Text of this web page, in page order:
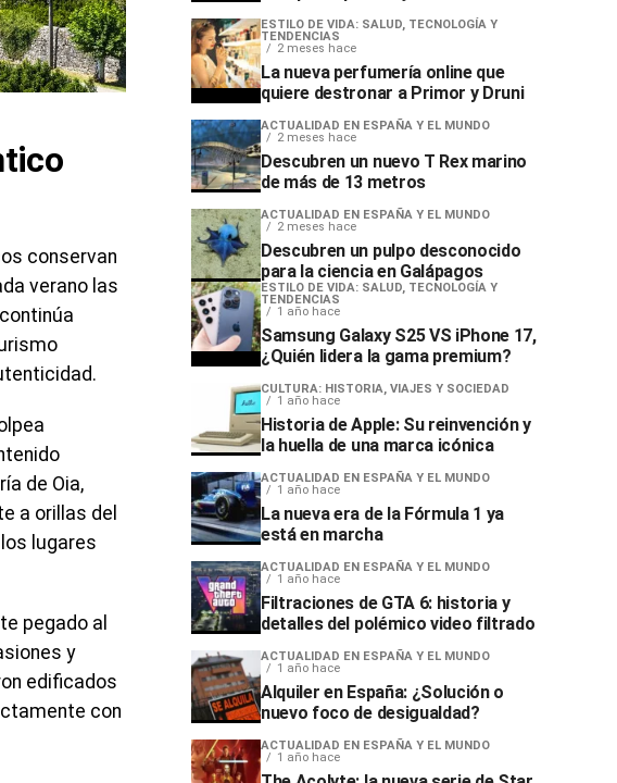
conservan
verano las
de Oia,
a orillas del
lugares
pegado al
y
edificados
con
ESTILO DE VIDA: SALUD, TECNOLOGÍA Y
TENDENCIAS
2 meses hace
La nueva perfumería online que
quiere destronar a Primor y Druni
ACTUALIDAD EN ESPAÑA Y EL MUNDO
2 meses hace
Descubren un nuevo T Rex marino
de más de 13 metros
ACTUALIDAD EN ESPAÑA Y EL MUNDO
2 meses hace
Descubren un pulpo desconocido
para la ciencia en Galápagos
ESTILO DE VIDA: SALUD, TECNOLOGÍA Y
TENDENCIAS
1 año hace
Samsung Galaxy S25 VS iPhone 17,
¿Quién lidera la gama premium?
CULTURA: HISTORIA, VIAJES Y SOCIEDAD
1 año hace
Historia de Apple: Su reinvención y
la huella de una marca icónica
ACTUALIDAD EN ESPAÑA Y EL MUNDO
1 año hace
La nueva era de la Fórmula 1 ya
está en marcha
ACTUALIDAD EN ESPAÑA Y EL MUNDO
1 año hace
Filtraciones de GTA 6: historia y
detalles del polémico video filtrado
ACTUALIDAD EN ESPAÑA Y EL MUNDO
1 año hace
Alquiler en España: ¿Solución o
nuevo foco de desigualdad?
ACTUALIDAD EN ESPAÑA Y EL MUNDO
1 año hace